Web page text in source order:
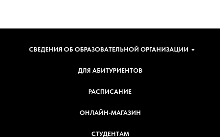
СВЕДЕНИЯ ОБ ОБРАЗОВАТЕЛЬНОЙ ОРГАНИЗАЦИИ
ДЛЯ АБИТУРИЕНТОВ
РАСПИСАНИЕ
ОНЛАЙН-МАГАЗИН
СТУДЕНТАМ